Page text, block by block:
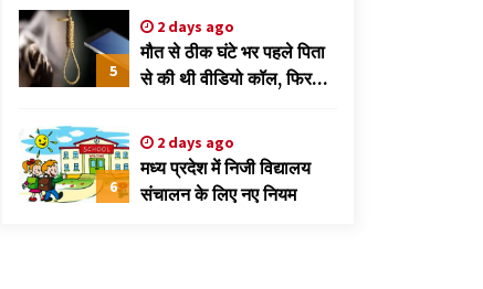
5
2 days ago
मौत से ठीक घंटे भर पहले पिता
से की थी वीडियो कॉल, फिर
नवविवाहिता
6
2 days ago
मध्य प्रदेश में निजी विद्यालय
संचालन के लिए नए नियम